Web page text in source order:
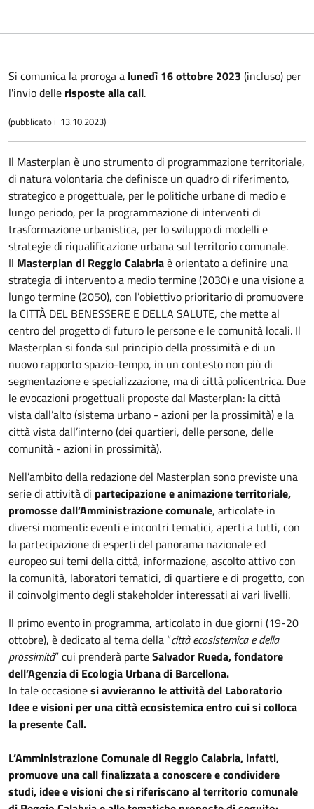
Si comunica la proroga a lunedì 16 ottobre 2023 (incluso) per
l'invio delle risposte alla call.
(pubblicato il 13.10.2023)
Il Masterplan è uno strumento di programmazione territoriale,
di natura volontaria che definisce un quadro di riferimento,
strategico e progettuale, per le politiche urbane di medio e
lungo periodo, per la programmazione di interventi di
trasformazione urbanistica, per lo sviluppo di modelli e
strategie di riqualificazione urbana sul territorio comunale.
Il Masterplan di Reggio Calabriaè orientato a definire una
strategia di intervento a medio termine (2030) e una visione a
lungo termine (2050), con l’obiettivo prioritario di promuovere
la CITTÀ DEL BENESSERE E DELLA SALUTE, che mette al
centro del progetto di futuro le persone e le comunità locali. Il
Masterplan si fonda sul principio della prossimità e di un
nuovo rapporto spazio-tempo, in un contesto non più di
segmentazione e specializzazione, ma di città policentrica. Due
le evocazioni progettuali proposte dal Masterplan: la città
vista dall’alto (sistema urbano - azioni per la prossimità) e la
città vista dall’interno (dei quartieri, delle persone, delle
comunità - azioni in prossimità).
Nell’ambito della redazione del Masterplan sono previste una
serie di attività di partecipazione e animazione territoriale,
promosse dall’Amministrazione comunale, articolate in
diversi momenti: eventi e incontri tematici, aperti a tutti, con
la partecipazione di esperti del panorama nazionale ed
europeo sui temi della città, informazione, ascolto attivo con
la comunità, laboratori tematici, di quartiere e di progetto, con
il coinvolgimento degli stakeholder interessati ai vari livelli.
Il primo evento in programma, articolato in due giorni (19-20
ottobre), è dedicato al tema della “città ecosistemica e della
prossimità” cui prenderà parteSalvador Rueda, fondatore
dell’Agenzia di Ecologia Urbana di Barcellona.
In tale occasionesi avvieranno le attività del Laboratorio
Idee e visioni per una città ecosistemica entro cui si colloca
la presente Call.
L’Amministrazione Comunale di Reggio Calabria, infatti,
promuove una call finalizzata a conoscere e condividere
studi, idee e visioni che si riferiscano al territorio comunale